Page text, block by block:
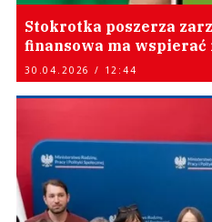
Stokrotka poszerza
finansowa ma
30.04.2026 / 12:44